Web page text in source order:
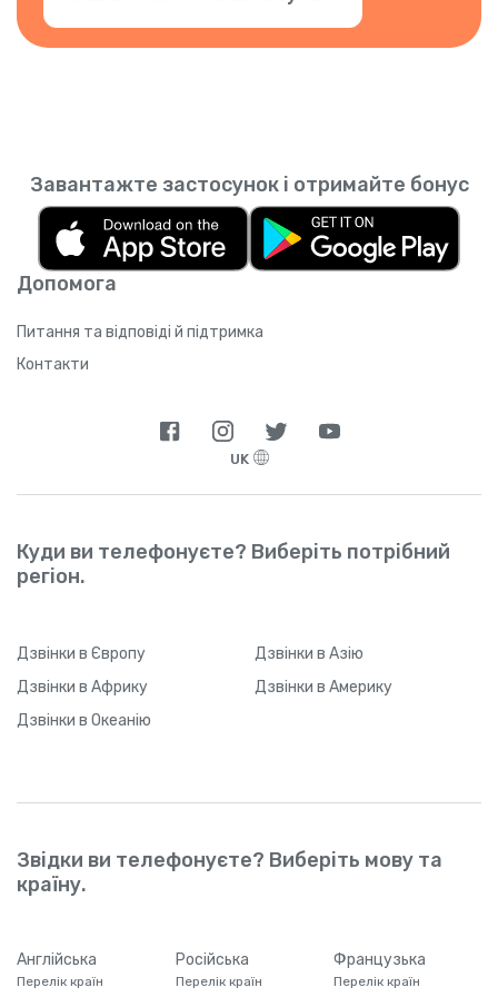
Допомога
Питання та відповіді й підтримка
Контакти
Завантажте застосунок і отримайте бонус
UK
Куди ви телефонуєте? Виберіть потрібний
регіон.
Дзвінки в Європу Дзвінки в Азію
Дзвінки в Африку Дзвінки в Америку
Дзвінки в Океанію
Звідки ви телефонуєте? Виберіть мову та
країну.
Англійська
Перелік країн
Російська
Перелік країн
Французька
Перелік країн